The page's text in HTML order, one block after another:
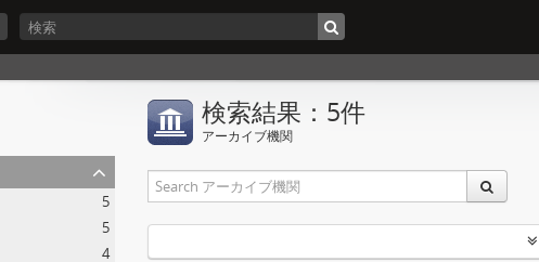
5
5
4
検索結果：5件
アーカイブ機関